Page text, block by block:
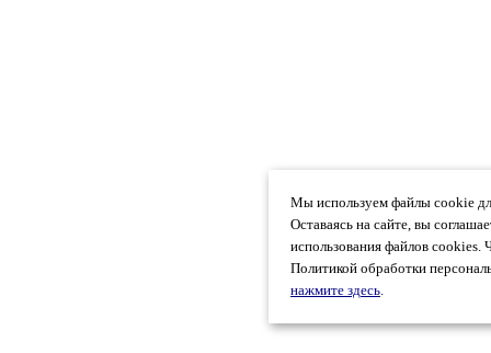
Мы используем файлы cookie
Оставаясь на сайте, вы
использования файлов cookies.
Политикой обработки
нажмите здесь.